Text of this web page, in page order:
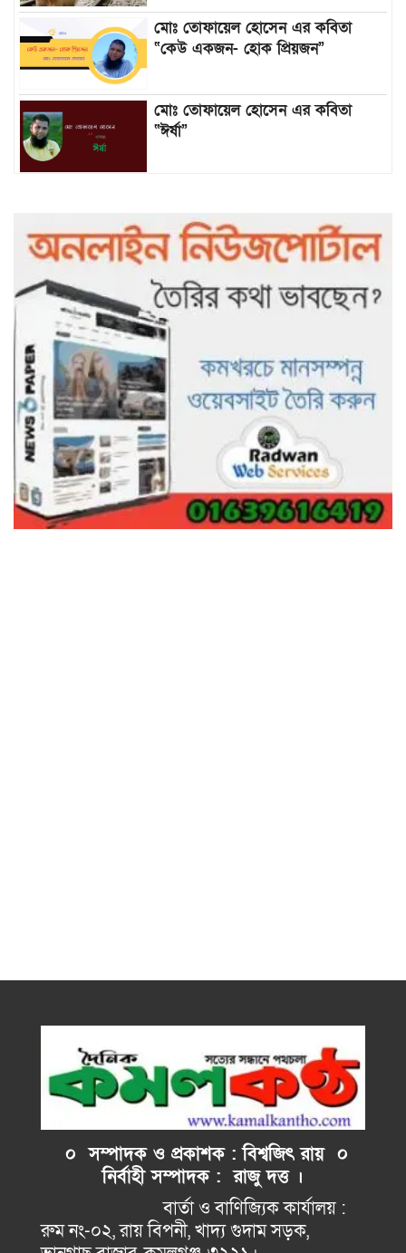
মোঃ তোফায়েল হোসেন এর কবিতা
“কেউ একজন- হোক প্রিয়জন”
মোঃ তোফায়েল হোসেন এর কবিতা
“ঈর্ষা”
আটকে পড়া ১০ পর্যটককে উদ্ধার করল
পুলিশ ও ফায়ার সার্ভিস
গাছ না কেটে আমাদের পুড়িয়ে মারলে
ভালো হতো’: বন বিভাগের নিষ্ঠুরতায়
নিঃস্ব কৃষক
০ সম্পাদক ও প্রকাশক : বিশ্বজিৎ রায় ০
নির্বাহীসম্পাদক : রাজু দত্ত ।
বার্তা ও বাণিজ্যিক কার্যালয় :
রুম নং-০২, রায় বিপনী, খাদ্য গুদাম সড়ক,